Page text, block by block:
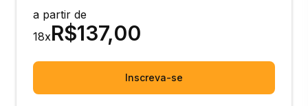
a partir de
18xR$137,00
Inscreva-se